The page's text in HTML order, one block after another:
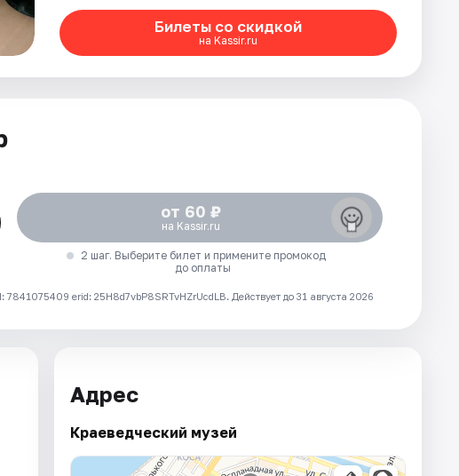
Билеты со скидкой
на Kassir.ru
от 60 ₽
на Kassir.ru
2 шаг. Выберите билет и примените промокод
до оплаты
erid: 25H8d7vbP8SRTvHZrUcdLB. Действует до 31 августа 2026
Адрес
Краеведческий музей